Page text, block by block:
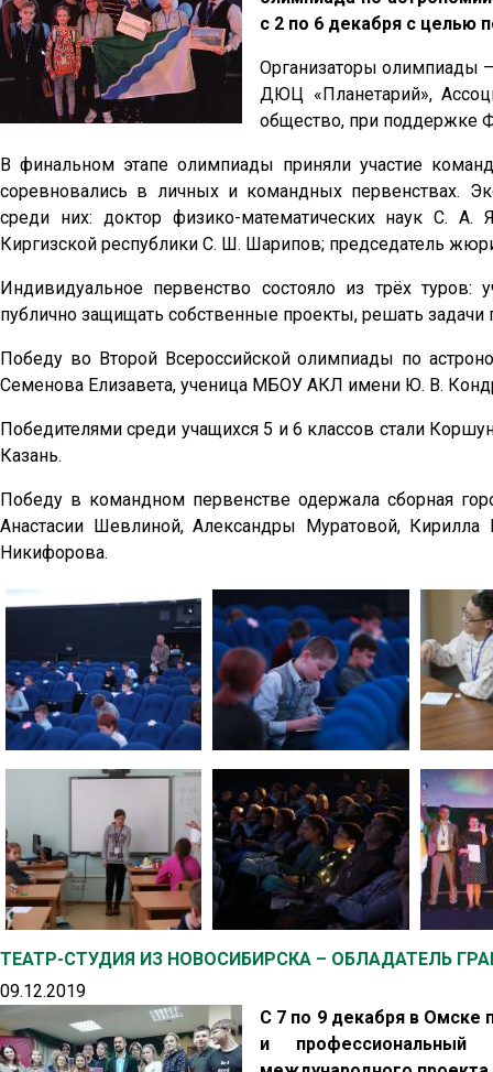
с 2 по 6 декабря с целью
Организаторы олимпиады
ДЮЦ «Планетарий»,
общество, при поддержке
В финальном этапе олимпиады приняли участие
соревновались в личных и командных первенствах.
среди них: доктор физико-математических наук С.
Киргизской республики С. Ш. Шарипов; председатель
Индивидуальное первенство состояло из трёх туров:
публично защищать собственные проекты, решать задачи
Победу во Второй Всероссийской олимпиады по
Семенова Елизавета, ученица МБОУ АКЛ имени Ю. В.
Победителями среди учащихся 5 и 6 классов стали
Казань.
Победу в командном первенстве одержала сборная
Анастасии Шевлиной, Александры Муратовой,
Никифорова.
ТЕАТР-СТУДИЯ ИЗ НОВОСИБИРСКА – ОБЛАДАТЕЛЬ
09.12.2019
С 7 по 9 декабря в Омске
и профессиональный